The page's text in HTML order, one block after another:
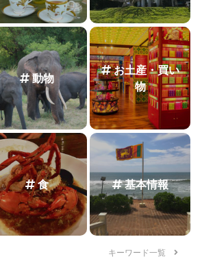
動物
お土産・買い
物
食 基本情報
キーワード一覧